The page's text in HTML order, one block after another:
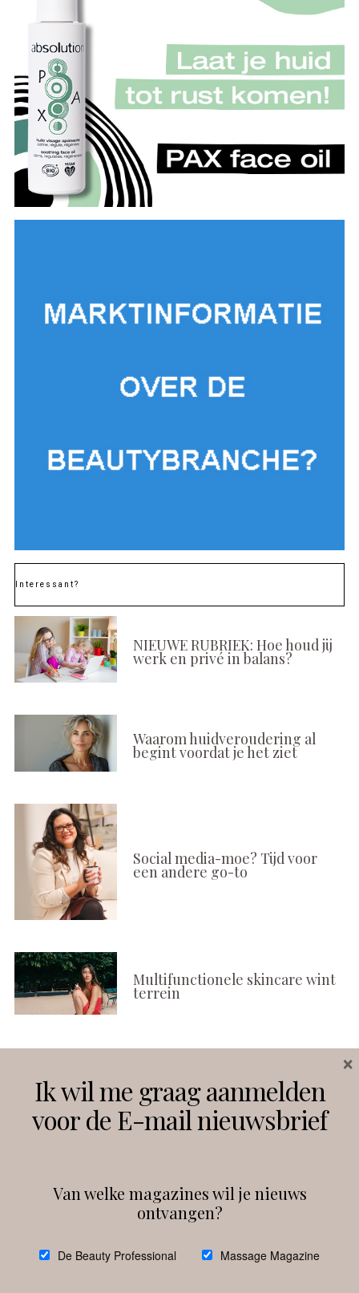
Interessant?
NIEUWE RUBRIEK: Hoe houd jij
werk en privé in balans?
Waarom huidveroudering al
begint voordat je het ziet
Social media-moe? Tijd voor
een andere go-to
Multifunctionele skincare wint
terrein
Instagram Facebook
debeautyprofessional
Ik wil me graag aanmelden
voor de E-mail nieuwsbrief
Van welke magazines wil je nieuws
ontvangen?
De Beauty Professional Massage Magazine
×